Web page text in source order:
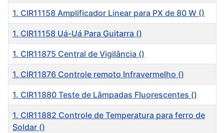
1. CIR11158 Amplificador Linear para PX de 80 W ()
1. CIR11158 Uá-Uá Para Guitarra ()
1. CIR11875 Central de Vigilância ()
1. CIR11876 Controle remoto Infravermelho ()
1. CIR11880 Teste de Lâmpadas Fluorescentes ()
1. CIR11882 Controle de Temperatura para ferro de
Soldar ()